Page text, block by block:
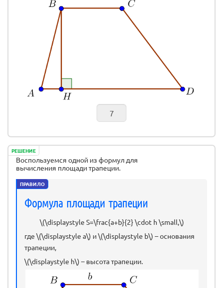
РЕШЕНИЕ
Воспользуемся одной из формул для
вычисления площади трапеции.
ПРАВИЛО
Формула площади трапеции
\(\displaystyle S=\frac{a+b}{2} \cdot h \small,\)
где \(\displaystyle a\) и \(\displaystyle b\) – основания
трапеции,
\(\displaystyle h\) – высота трапеции.